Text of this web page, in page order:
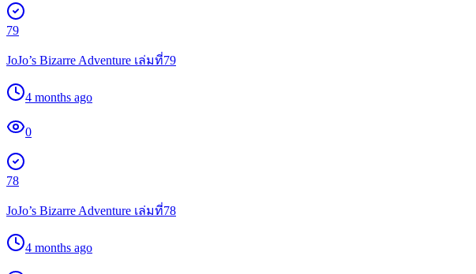
79
JoJo’s Bizarre Adventure เล่มที่79
4 months ago
0
78
JoJo’s Bizarre Adventure เล่มที่78
4 months ago